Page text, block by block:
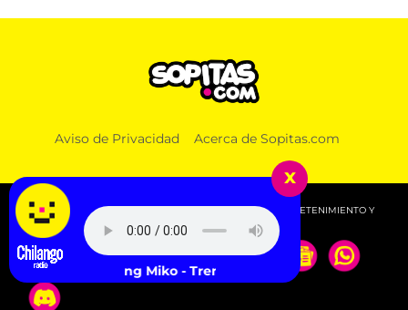
Aviso de Privacidad Acerca de Sopitas.com
© 2026 SOPITAS.COM - MÚSICA, NOTICIAS, DEPORTES, ENTRETENIMIENTO Y
MÁS!.
x
Young Miko - Trending